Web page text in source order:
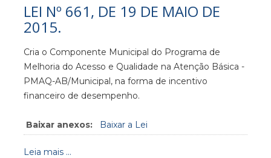
LEI Nº 661, DE 19 DE MAIO DE
2015.
Cria o Componente Municipal do Programa de
Melhoria do Acesso e Qualidade na Atenção Básica -
PMAQ-AB/Municipal, na forma de incentivo
financeiro de desempenho.
Baixar anexos: Baixar a Lei
Leia mais ...